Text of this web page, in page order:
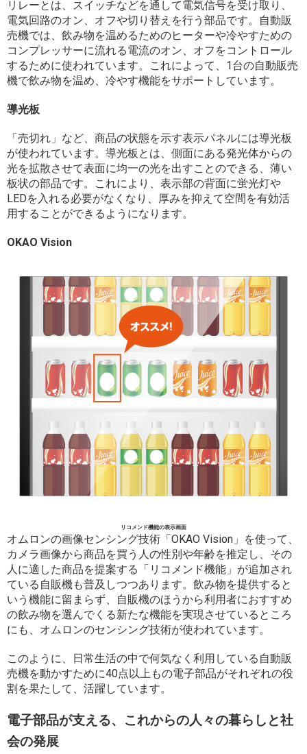
リレーとは、スイッチなどを通して電気信号を受け取り、
電気回路のオン、オフや切り替えを行う部品です。自動販
売機では、飲み物を温めるためのヒーターや冷やすための
コンプレッサーに流れる電流のオン、オフをコントロール
するために使われています。これによって、 1 台の自動販売
機で飲み物を温め、冷やす機能をサポートしています。
導光板
「売切れ」など、商品の状態を示す表示パネルには導光板
が使われています。導光板とは、側面にある発光体からの
光を拡散させて表面に均一の光を出すことのできる、薄い
板状の部品です。これにより、表示部の背面に蛍光灯や
LEDを入れる必要がなくなり、厚みを抑えて空間を有効活
用することができるようになります。
OKAO Vision
リコメンド機能の表示画面
オムロンの画像センシング技術「OKAO Vision」を使って、
カメラ画像から商品を買う人の性別や年齢を推定し、その
人に適した商品を提案する「リコメンド機能」が追加され
ている自販機も普及しつつあります。飲み物を提供すると
いう機能に留まらず、自販機のほうから利用者におすすめ
の飲み物を選んでくる新たな機能を実現させているところ
にも、オムロンのセンシング技術が使われています。
このように、日常生活の中で何気なく利用している自動販
売機を動かすために40点以上もの電子部品がそれぞれの役
割を果たして、活躍しています。
電子部品が支える、これからの人々の暮らしと社
会の発展